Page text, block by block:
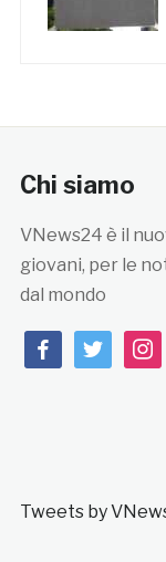
Chi siamo
VNews24 è il
giovani, per le
dal mondo
facebooktwitter
Tweets by